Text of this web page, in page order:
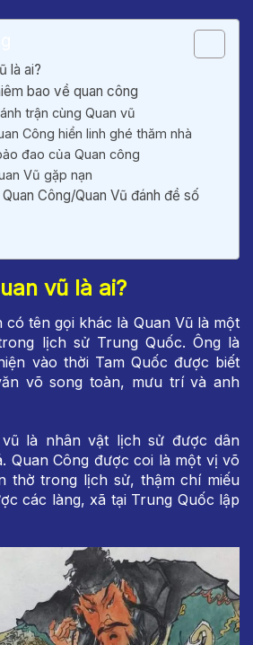
là ai?
bao về quan công
trận cùng Quan vũ
Công hiển linh ghé thăm nhà
đao của Quan công
Vũ gặp nạn
Công/Quan Vũ đánh đề số
vũ là ai?
có tên gọi khác là Quan Vũ là một
lịch sử Trung Quốc. Ông là
vào thời Tam Quốc được biết
võ song toàn, mưu trí và anh
vũ là nhân vật lịch sử được dân
Quan Công được coi là một vị võ
thờ trong lịch sử, thậm chí miếu
các làng, xã tại Trung Quốc lập